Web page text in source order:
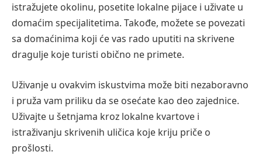
istražujete okolinu, posetite lokalne pijace i uživate u
domaćim specijalitetima. Takođe, možete se povezati
sa domaćinima koji će vas rado uputiti na skrivene
dragulje koje turisti obično ne primete.
Uživanje u ovakvim iskustvima može biti nezaboravno
i pruža vam priliku da se osećate kao deo zajednice.
Uživajte u šetnjama kroz lokalne kvartove i
istraživanju skrivenih uličica koje kriju priče o
prošlosti.